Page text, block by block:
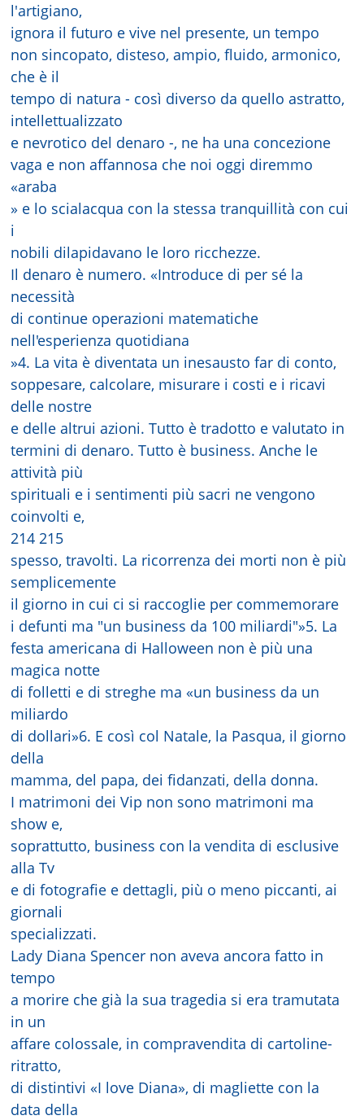
l'artigiano,
ignora il futuro e vive nel presente, un tempo
non sincopato, disteso, ampio, fluido, armonico,
che è il
tempo di natura - così diverso da quello astratto,
intellettualizzato
e nevrotico del denaro -, ne ha una concezione
vaga e non affannosa che noi oggi diremmo
«araba
» e lo scialacqua con la stessa tranquillità con cui
i
nobili dilapidavano le loro ricchezze.
Il denaro è numero. «Introduce di per sé la
necessità
di continue operazioni matematiche
nell'esperienza quotidiana
»4. La vita è diventata un inesausto far di conto,
soppesare, calcolare, misurare i costi e i ricavi
delle nostre
e delle altrui azioni. Tutto è tradotto e valutato in
termini di denaro. Tutto è business. Anche le
attività più
spirituali e i sentimenti più sacri ne vengono
coinvolti e,
214 215
spesso, travolti. La ricorrenza dei morti non è più
semplicemente
il giorno in cui ci si raccoglie per commemorare
i defunti ma "un business da 100 miliardi"»5. La
festa americana di Halloween non è più una
magica notte
di folletti e di streghe ma «un business da un
miliardo
di dollari»6. E così col Natale, la Pasqua, il giorno
della
mamma, del papa, dei fidanzati, della donna.
I matrimoni dei Vip non sono matrimoni ma
show e,
soprattutto, business con la vendita di esclusive
alla Tv
e di fotografie e dettagli, più o meno piccanti, ai
giornali
specializzati.
Lady Diana Spencer non aveva ancora fatto in
tempo
a morire che già la sua tragedia si era tramutata
in un
affare colossale, in compravendita di cartoline-
ritratto,
di distintivi «I love Diana», di magliette con la
data della